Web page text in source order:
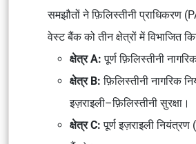
समझौतों ने फ़िलिस्तीनी प्राधिकरण
वेस्ट बैंक को तीन क्षेत्रों में विभाजित
क्षेत्र A:पूर्ण फ़िलिस्तीनी
क्षेत्र B:फ़िलिस्तीनी नागरिक
इज़राइली–फ़िलिस्तीनी सुरक्षा।
क्षेत्र C:पूर्ण इज़राइली